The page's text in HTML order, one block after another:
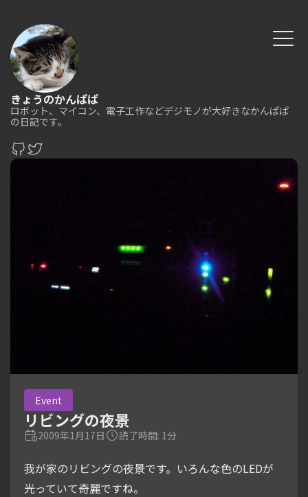
きょうのかんぱぱ
ロボット、マイコン、電子工作などデジモノが大好きなかんぱぱ
の日記です。
Event
リビングの夜景
2009年1月17日 読了時間: 1分
我が家のリビングの夜景です。いろんな色のLEDが
光っていて奇麗ですね。